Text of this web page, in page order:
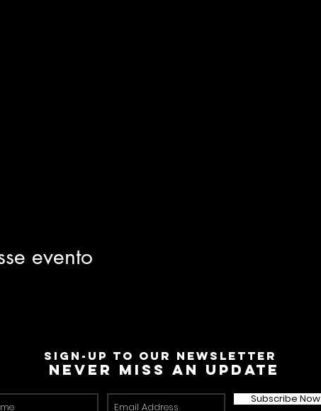
evento
Sign-Up to Our Newsletter
Never miss an update
Subscribe Now